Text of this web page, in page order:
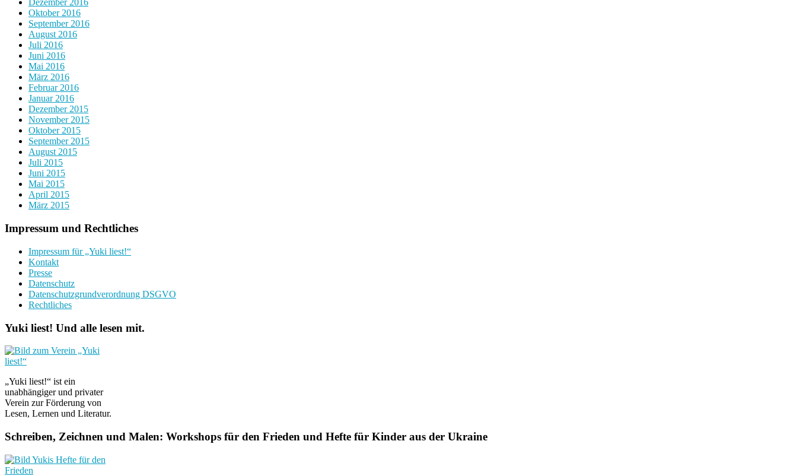
Dezember 2016
Oktober 2016
September 2016
August 2016
Juli 2016
Juni 2016
Mai 2016
März 2016
Februar 2016
Januar 2016
Dezember 2015
November 2015
Oktober 2015
September 2015
August 2015
Juli 2015
Juni 2015
Mai 2015
April 2015
März 2015
Impressum und Rechtliches
Impressum für „Yuki liest!“
Kontakt
Presse
Datenschutz
Datenschutzgrundverordnung DSGVO
Rechtliches
Yuki liest! Und alle lesen mit.
„Yuki liest!“ ist ein
unabhängiger und privater
Verein zur Förderung von
Lesen, Lernen und Literatur.
Schreiben, Zeichnen und Malen: Workshops für den Frieden und Hefte für Kinder aus der Ukraine